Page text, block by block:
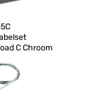
C Chroom